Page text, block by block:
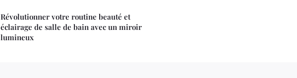
Révolutionner votre routine beauté et
éclairage de salle de bain avec un miroir
lumineux